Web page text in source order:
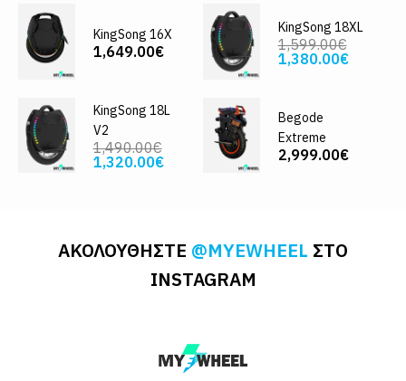
KingSong 16X
1,649.00€
KingSong 18XL
1,599.00€
1,380.00€
KingSong 18L
V2
1,490.00€
1,320.00€
Begode
Extreme
2,999.00€
ΑΚΟΛΟΥΘΗΣΤΕ @MYEWHEEL ΣΤΟ
INSTAGRAM